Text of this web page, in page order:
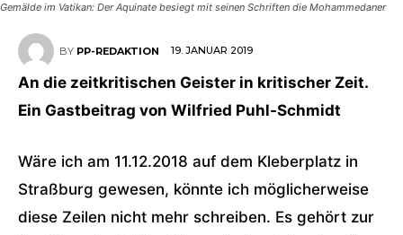
Gemälde im Vatikan: Der Aquinate besiegt mit seinen Schriften die Mohammedaner
BY PP-REDAKTION 19. JANUAR 2019
An die zeitkritischen Geister in kritischer Zeit.
Ein Gastbeitrag von Wilfried Puhl-Schmidt
Wäre ich am 11.12.2018 auf dem Kleberplatz in
Straßburg gewesen, könnte ich möglicherweise
diese Zeilen nicht mehr schreiben. Es gehört zur